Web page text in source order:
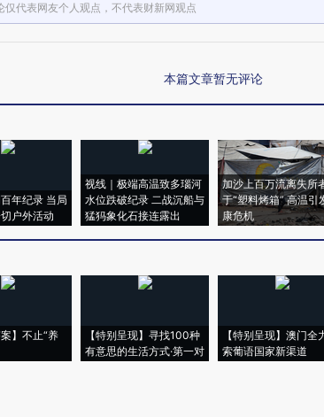
仅代表网友个人观点，不代表财新网观点
本篇文章暂无评论
年纪录 当局
户外活动
视线｜极端高温致多瑙河
水位跌破纪录 二战沉船与
猛犸象化石接连露出
加沙上百万流离失所
于“塑料烤箱” 高温引
康危机
案】不止“养
【特别呈现】寻找100种
有意思的生活方式·第一对
【特别呈现】澳门全
索葡语国家新渠道